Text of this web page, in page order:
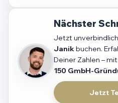
Nächster
Jetzt
Janikbuchen.
Deiner Zahlen –
150 GmbH-
Jetzt